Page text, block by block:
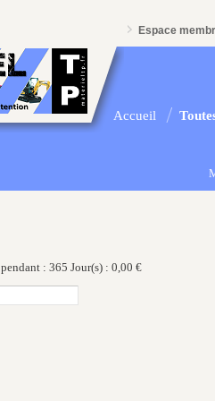
Espace
Accueil
pendant : 365 Jour(s) : 0,00 €